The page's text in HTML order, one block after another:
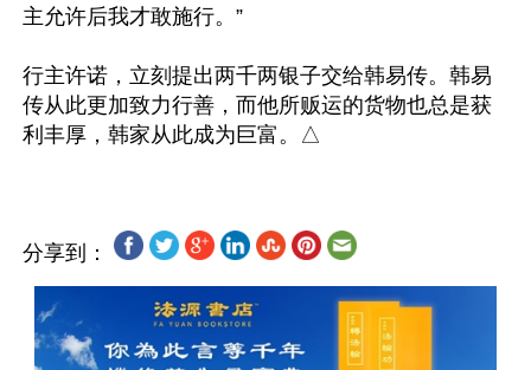
主允许后我才敢施行。”
行主许诺，立刻提出两千两银子交给韩易传。韩易
传从此更加致力行善，而他所贩运的货物也总是获
分享到：